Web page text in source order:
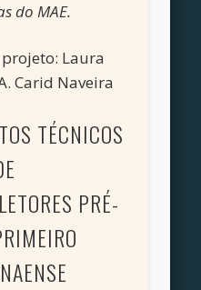
do MAE.
Laura
Carid Naveira
TÉCNICOS
PRÉ-